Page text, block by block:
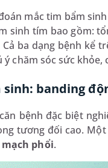
mắc tim bẩm
sinh tím bao gồm:
ba dạng bệnh kể
chăm sóc sức
banding
bệnh đặc biệt
tương đối cao.
phổi.